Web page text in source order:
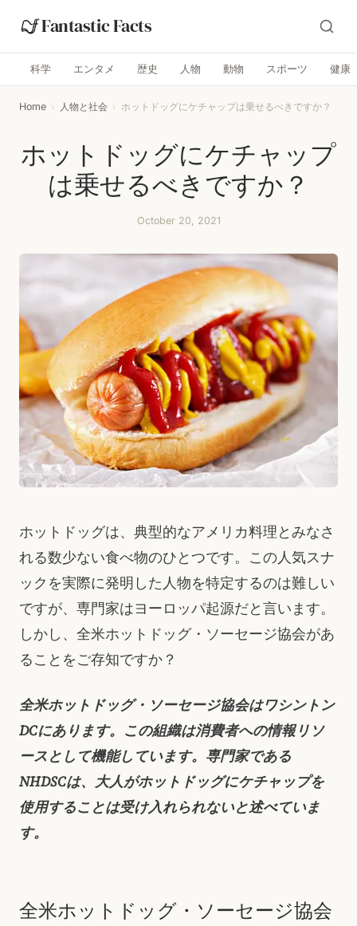
Fantastic Facts
科学 エンタメ 歴史 人物 動物 スポーツ 健康
Home › 人物と社会 › ホットドッグにケチャップは乗せるべきですか？
ホットドッグにケチャップ
は乗せるべきですか？
October 20, 2021
ホットドッグは、典型的なアメリカ料理とみなさ
れる数少ない食べ物のひとつです。この人気スナ
ックを実際に発明した人物を特定するのは難しい
ですが、専門家はヨーロッパ起源だと言います。
しかし、全米ホットドッグ・ソーセージ協会があ
ることをご存知ですか？
全米ホットドッグ・ソーセージ協会はワシントン
DCにあります。この組織は消費者への情報リソ
ースとして機能しています。専門家である
NHDSCは、大人がホットドッグにケチャップを
使用することは受け入れられないと述べていま
す。
全米ホットドッグ・ソーセージ協会